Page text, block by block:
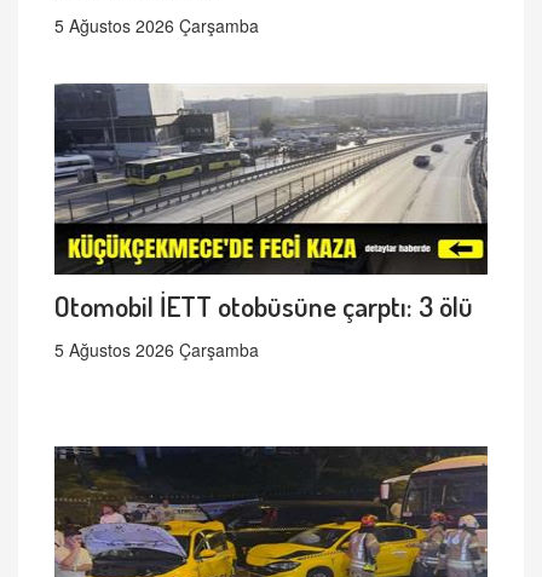
5 Ağustos 2026 Çarşamba
Otomobil İETT otobüsüne çarptı: 3 ölü
5 Ağustos 2026 Çarşamba